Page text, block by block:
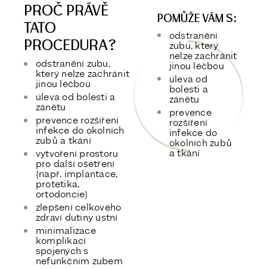
PROČ PRÁVĚ
TATO
PROCEDURA?
odstranění zubu,
který nelze zachránit
jinou léčbou
úleva od bolesti a
zánětu
prevence rozšíření
infekce do okolních
zubů a tkání
vytvoření prostoru
pro další ošetření
(např. implantace,
protetika,
ortodoncie)
zlepšení celkového
zdraví dutiny ústní
minimalizace
komplikací
spojených s
nefunkčním zubem
POMŮŽE VÁM S:
odstranění
zubu, který
nelze zachránit
jinou léčbou
úleva od
bolesti a
zánětu
prevence
rozšíření
infekce do
okolních zubů
a tkání